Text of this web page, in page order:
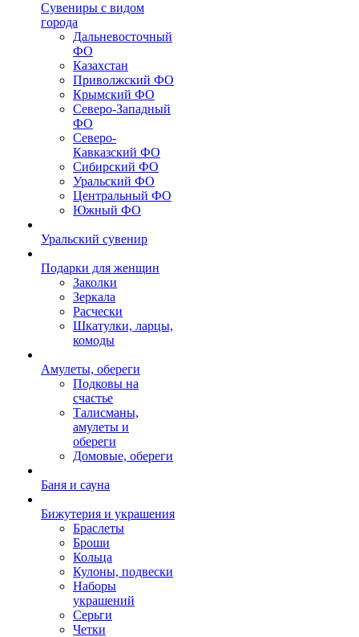
Сувениры с видом
города
Дальневосточный
ФО
Казахстан
Приволжский ФО
Крымский ФО
Северо-Западный
ФО
Северо-
Кавказский ФО
Сибирский ФО
Уральский ФО
Центральный ФО
Южный ФО
Уральский сувенир
Подарки для женщин
Заколки
Зеркала
Расчески
Шкатулки, ларцы,
комоды
Амулеты, обереги
Подковы на
счастье
Талисманы,
амулеты и
обереги
Домовые, обереги
Баня и сауна
Бижутерия и украшения
Браслеты
Броши
Кольца
Кулоны, подвески
Наборы
украшений
Серьги
Четки